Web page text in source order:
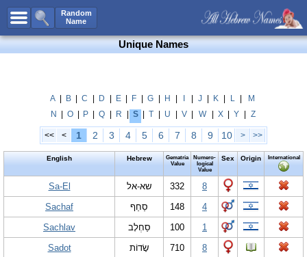
Random
Name
All Names
Boy Names
Unisex Names
Popular Names
Unique Names
Celebs B. Days
Numerology
Add Name
Contact Us
Unique Names
A B C D E F G H J K L
M
N
O P Q R S T U V W X Y Z
<< < 1 2 3 4 5 6 7 8 9 10 > >>
English Hebrew
Gematria
Value
Numero-
logical
Value
Sex Origin International
Sa-El שא-אל 332
8
Sachaf
סַחַף 148
4
Sachlav
סַחְלָב 100
1
Sadot
שָׂדוֹת 710
8